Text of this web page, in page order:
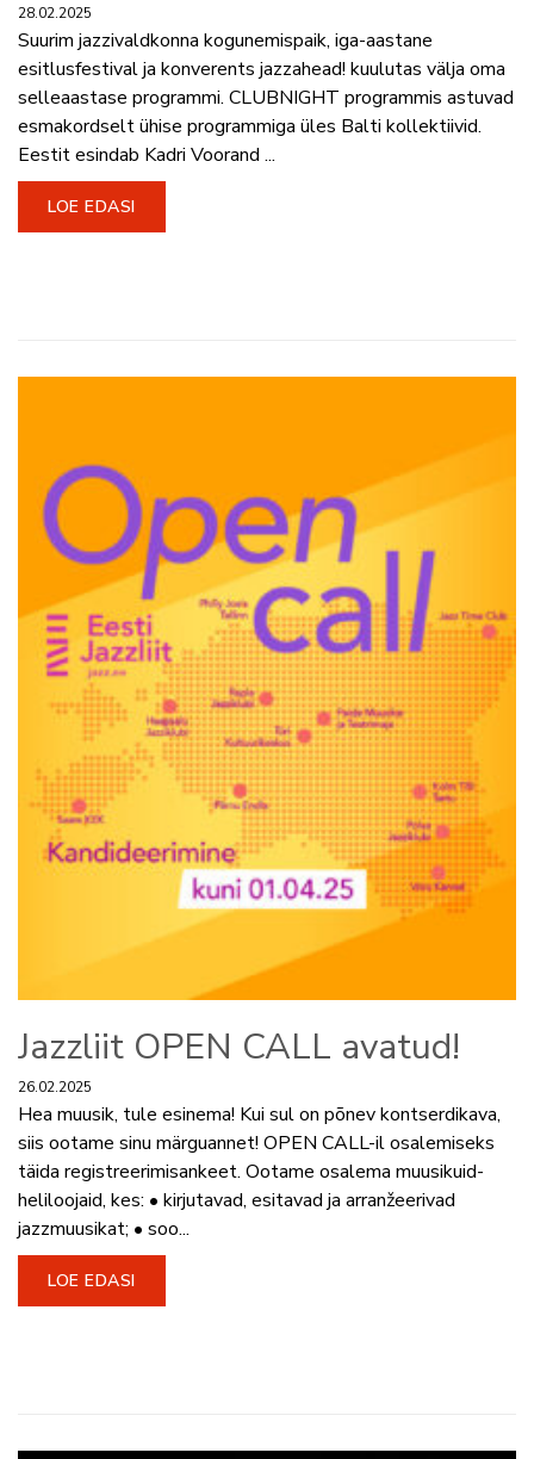
28.02.2025
Suurim jazzivaldkonna kogunemispaik, iga-aastane
esitlusfestival ja konverents jazzahead! kuulutas välja oma
selleaastase programmi. CLUBNIGHT programmis astuvad
esmakordselt ühise programmiga üles Balti kollektiivid.
Eestit esindab Kadri Voorand ...
LOE EDASI
Jazzliit OPEN CALL avatud!
26.02.2025
Hea muusik, tule esinema! Kui sul on põnev kontserdikava,
siis ootame sinu märguannet! OPEN CALL-il osalemiseks
täida registreerimisankeet. Ootame osalema muusikuid-
heliloojaid, kes: • kirjutavad, esitavad ja arranžeerivad
jazzmuusikat; • soo...
LOE EDASI